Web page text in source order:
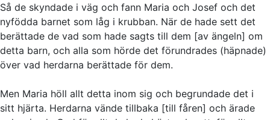
Så de skyndade i väg och fann Maria och Josef och det
nyfödda barnet som låg i krubban. När de hade sett det
berättade de vad som hade sagts till dem [av ängeln] om
detta barn, och alla som hörde det förundrades (häpnade)
över vad herdarna berättade för dem.
Men Maria höll allt detta inom sig och begrundade det i
sitt hjärta. Herdarna vände tillbaka [till fåren] och ärade